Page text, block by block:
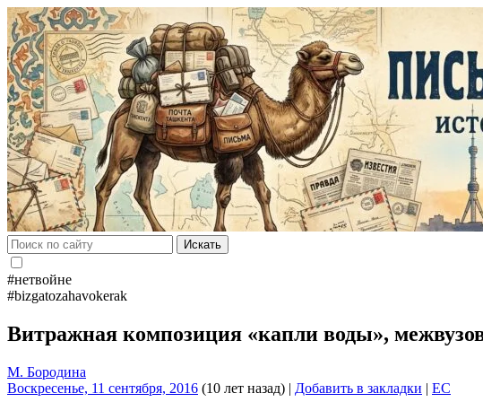
Искать
#нетвойне
#bizgatozahavokerak
Витражная композиция «капли воды»,
М. Бородина
Воскресенье, 11 сентября, 2016 (10 лет назад) | Добавить в закладки | EC